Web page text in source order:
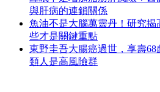
與肝病的連鎖關係
魚油不是大腦萬靈丹！研究
些才是關鍵重點
東野圭吾大腸癌過世，享壽68
類人是高風險群